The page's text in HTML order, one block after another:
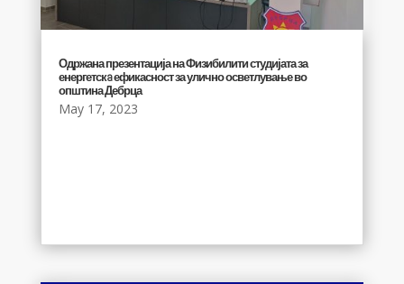
Одржана презентација на Физибилити студијата за
енергетскa ефикасност за улично осветлување во
општина Дебрца
May 17, 2023